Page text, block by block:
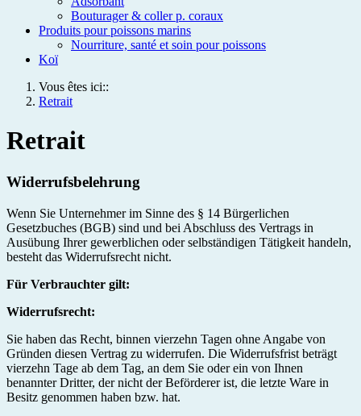
Bouturager & coller p. coraux
Produits pour poissons marins
Nourriture, santé et soin pour poissons
Koï
Vous êtes ici::
Retrait
Retrait
Widerrufsbelehrung
Wenn Sie Unternehmer im Sinne des § 14 Bürgerlichen
Gesetzbuches (BGB) sind und bei Abschluss des Vertrags in
Ausübung Ihrer gewerblichen oder selbständigen Tätigkeit handeln,
besteht das Widerrufsrecht nicht.
Für Verbrauchter gilt:
Widerrufsrecht:
Sie haben das Recht, binnen vierzehn Tagen ohne Angabe von
Gründen diesen Vertrag zu widerrufen. Die Widerrufsfrist beträgt
vierzehn Tage ab dem Tag, an dem Sie oder ein von Ihnen
benannter Dritter, der nicht der Beförderer ist, die letzte Ware in
Besitz genommen haben bzw. hat.